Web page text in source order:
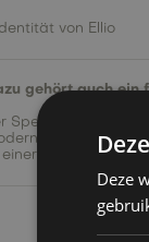
von Ellio
gehört auch ein
Speed-Pedelecs
aktualisierten
Deze